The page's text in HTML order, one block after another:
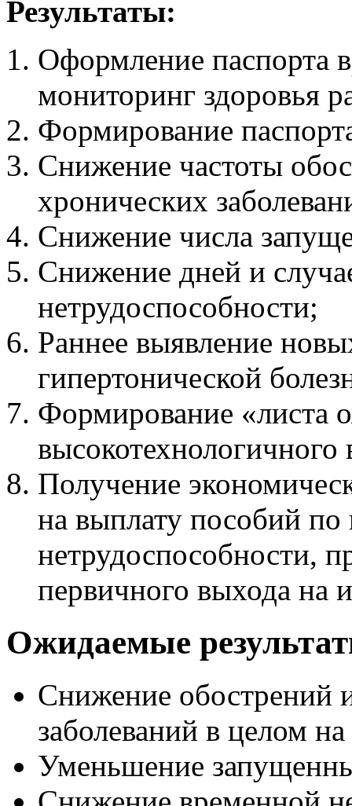
Результаты:
Оформление паспорта
мониторинг здоровья
Формирование
Снижение частоты
хронических
Снижение числа
Cнижение дней и
нетрудоспособности;
Раннее выявление
гипертонической
Формирование «листа
Получение
на выплату пособий по
нетрудоспособности,
первичного выхода на
Ожидаемые
Снижение обострений
заболеваний в целом
Уменьшение